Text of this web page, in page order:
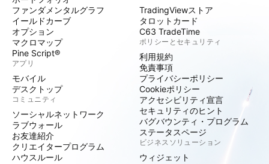
ファンダメンタルグラフ
イールドカーブ
オプション
マクロマップ
Pine Script®
アプリ
モバイル
デスクトップ
コミュニティ
ソーシャルネットワーク
ラブウォール
お友達紹介
クリエイタープログラム
ハウスルール
TradingViewストア
タロットカード
C63 TradeTime
ポリシーとセキュリティ
利用規約
免責事項
プライバシーポリシー
Cookieポリシー
アクセシビリティ宣言
セキュリティのヒント
バグバウンティ・プログラム
ステータスページ
ビジネスソリューション
ウィジェット